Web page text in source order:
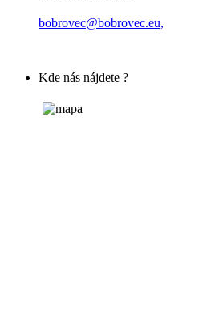
bobrovec@bobrovec.eu,
Kde nás nájdete ?